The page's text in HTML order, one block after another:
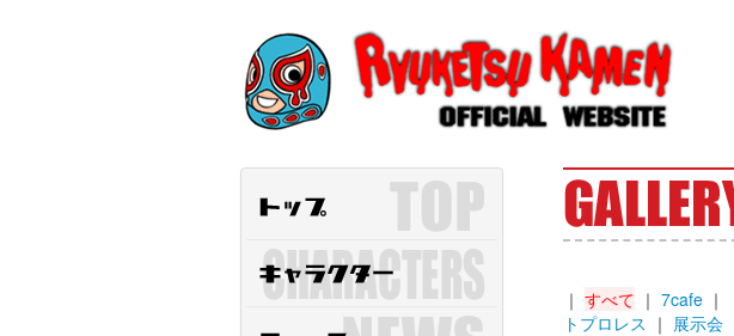
｜ すべて ｜ 7cafe ｜
トプロレス ｜ 展示会